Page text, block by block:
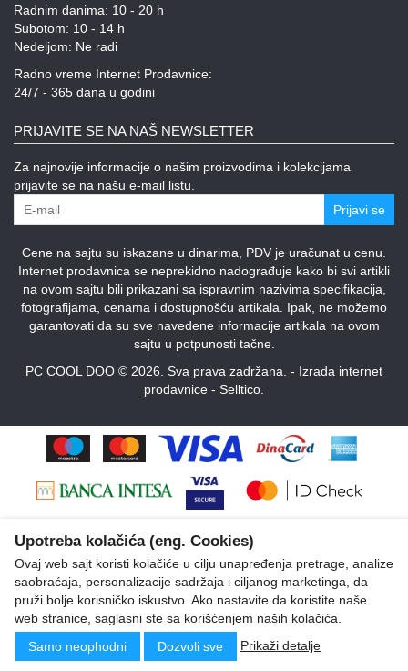
Radnim danima: 10 - 20 h
Subotom: 10 - 14 h
Nedeljom: Ne radi
Radno vreme Internet Prodavnice:
24/7 - 365 dana u godini
PRIJAVITE SE NA NAŠ NEWSLETTER
Za najnovije informacije o našim proizvodima i kolekcijama
prijavite se na našu e-mail listu.
Prijavi se
Cene na sajtu su iskazane u dinarima, PDV je uračunat u cenu.
Internet prodavnica se neprekidno nadograđuje kako bi svi artikli
na ovom sajtu bili prikazani sa ispravnim nazivima specifikacija,
fotografijama, cenama i dostupnošću artikala. Ipak, ne možemo
garantovati da su sve navedene informacije artikala na ovom
sajtu u potpunosti tačne.
PC COOL DOO © 2026. Sva prava zadržana. - Izrada internet
prodavnice - Selltico.
Upotreba kolačića (eng. Cookies)
Ovaj web sajt koristi kolačiće u cilju unapređenja pretrage, analize
saobraćaja, personalizacije sadržaja i ciljanog marketinga, da
pruži bolje korisničko iskustvo. Ako nastavite da koristite naše
web stranice, saglasni ste sa korišćenjem naših kolačića.
Samo neophodni
Dozvoli sve Prikaži detalje